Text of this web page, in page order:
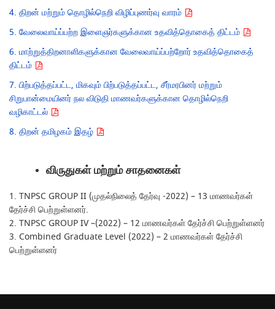
4. திறன் மற்றும் தொழில்நெறி விழிப்புணர்வு வாரம்
5. வேலைவாய்ப்பற்ற இளைஞர்களுக்கான உதவித்தொகைத் திட்டம்
6. மாற்றுத்திறனாளிகளுக்கான வேலைவாய்ப்பற்றோர் உதவித்தொகைத்
திட்டம்
7. பிற்படுத்தப்பட்ட, மிகவும் பிற்படுத்தப்பட்ட, சீர்மரபினர் மற்றும்
சிறுபான்மையினர் நல விடுதி மாணவர்களுக்கான தொழில்நெறி
வழிகாட்டல்
8. திறன் தமிழகம் இதழ்
விருதுகள் மற்றும் சாதனைகள்
1. TNPSC GROUP II (முதல்நிலைத் தேர்வு -2022) – 13 மாணவர்கள்
தேர்ச்சி பெற்றுள்ளனர்.
2. TNPSC GROUP IV –(2022) – 12 மாணவர்கள் தேர்ச்சி பெற்றுள்ளனர்
3. Combined Graduate Level (2022) – 2 மாணவர்கள் தேர்ச்சி
பெற்றுள்ளனர்